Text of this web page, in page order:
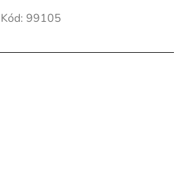
Kód: 99105